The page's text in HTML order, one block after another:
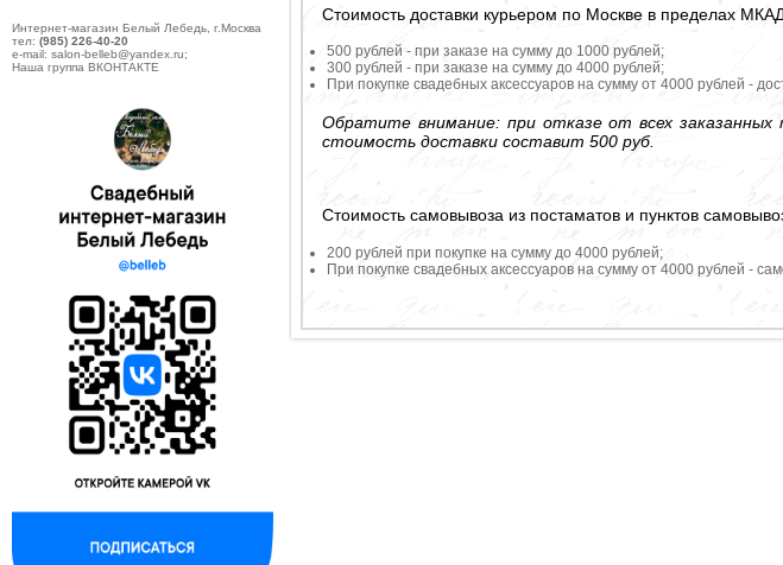
Интернет-магазин Белый Лебедь, г.Москва
тел: (985) 226-40-20
e-mail: salon-belleb@yandex.ru;
Наша группа ВКОНТАКТЕ
Стоимость доставки курьером по Москве в пределах
500 рублей - при заказе на сумму до 1000 рублей;
300 рублей - при заказе на сумму до 4000 рублей;
При покупке свадебных аксессуаров на сумму от 4000 рублей -
Обратите внимание: при отказе от всех
стоимость доставки составит 500 руб.
Стоимость самовывоза из постаматов и пунктов
200 рублей при покупке на сумму до 4000 рублей;
При покупке свадебных аксессуаров на сумму от 4000 рублей -